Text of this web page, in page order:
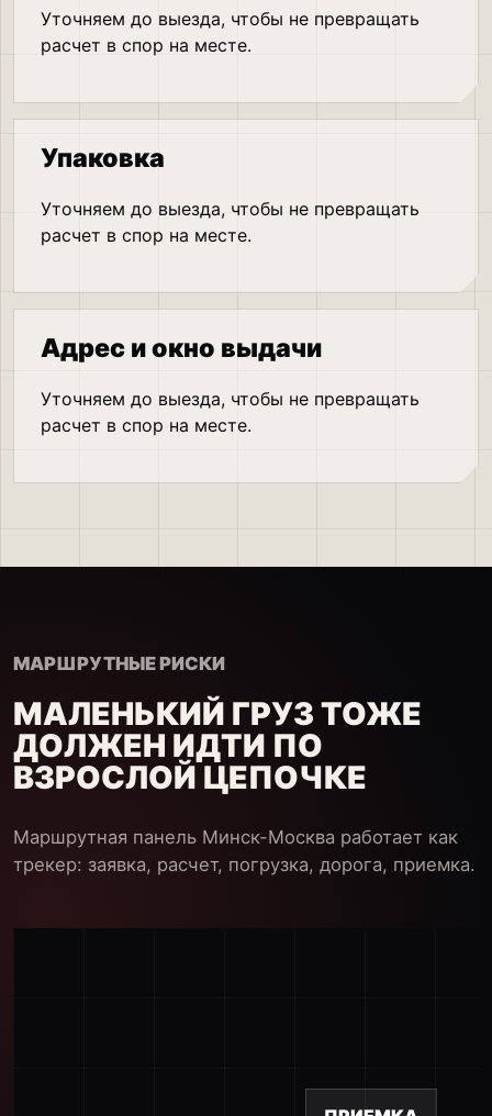
Уточняем до выезда, чтобы не превращать
расчет в спор на месте.
Упаковка
Уточняем до выезда, чтобы не превращать
расчет в спор на месте.
Адрес и окно выдачи
Уточняем до выезда, чтобы не превращать
расчет в спор на месте.
МАРШРУТНЫЕ РИСКИ
МАЛЕНЬКИЙ ГРУЗ ТОЖЕ
ДОЛЖЕН ИДТИ ПО
ВЗРОСЛОЙ ЦЕПОЧКЕ
Маршрутная панель Минск-Москва работает как
трекер: заявка, расчет, погрузка, дорога, приемка.